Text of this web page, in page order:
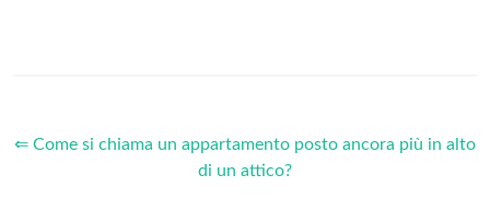
⇐ Come si chiama un appartamento posto ancora più in alto
di un attico?